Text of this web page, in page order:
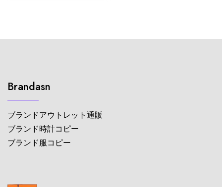
Brandasn
ブランドアウトレット通販
ブランド時計コピー
ブランド服コピー